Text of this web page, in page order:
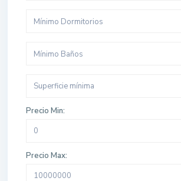
Mínimo Dormitorios
Mínimo Baños
Precio Min:
Precio Max: